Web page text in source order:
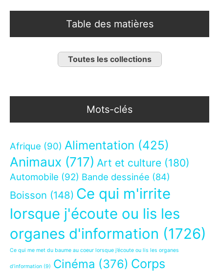
Table des matières
Toutes les collections
Mots-clés
Afrique (90) Alimentation (425)
Animaux (717) Art et culture (180)
Automobile (92) Bande dessinée (84)
Boisson (148) Ce qui m'irrite
lorsque j'écoute ou lis les
organes d'information (1726)
Ce qui me met du baume au coeur lorsque j’écoute ou lis les organes
d’information (9) Cinéma (376) Corps